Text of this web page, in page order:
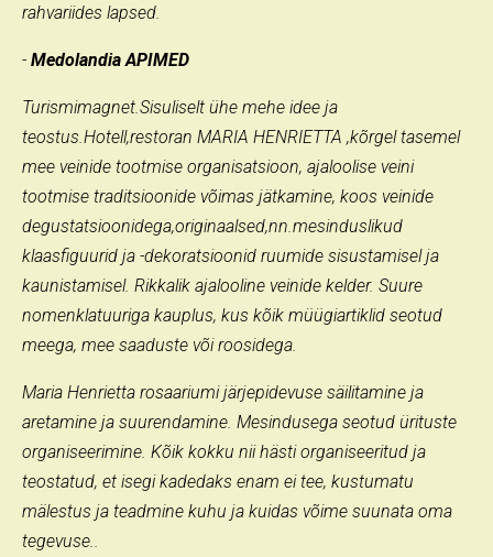
rahvariides lapsed.
- Medolandia APIMED
Turismimagnet.Sisuliselt ühe mehe idee ja
teostus.Hotell,restoran MARIA HENRIETTA ,kõrgel tasemel
mee veinide tootmise organisatsioon, ajaloolise veini
tootmise traditsioonide võimas jätkamine, koos veinide
degustatsioonidega,originaalsed,nn.mesinduslikud
klaasfiguurid ja -dekoratsioonid ruumide sisustamisel ja
kaunistamisel. Rikkalik ajalooline veinide kelder. Suure
nomenklatuuriga kauplus, kus kõik müügiartiklid seotud
meega, mee saaduste või roosidega.
Maria Henrietta rosaariumi järjepidevuse säilitamine ja
aretamine ja suurendamine. Mesindusega seotud ürituste
organiseerimine. Kõik kokku nii hästi organiseeritud ja
teostatud, et isegi kadedaks enam ei tee, kustumatu
mälestus ja teadmine kuhu ja kuidas võime suunata oma
tegevuse..